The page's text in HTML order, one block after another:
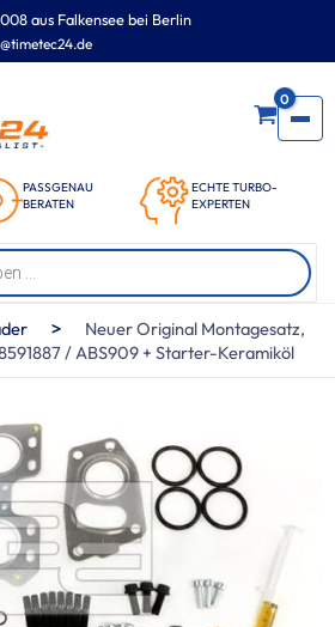
aus Falkensee bei Berlin
PASSGENAU
BERATEN
ECHTE TURBO-
EXPERTEN
0
>
Neuer Original Montagesatz,
/ ABS909 + Starter-Keramiköl